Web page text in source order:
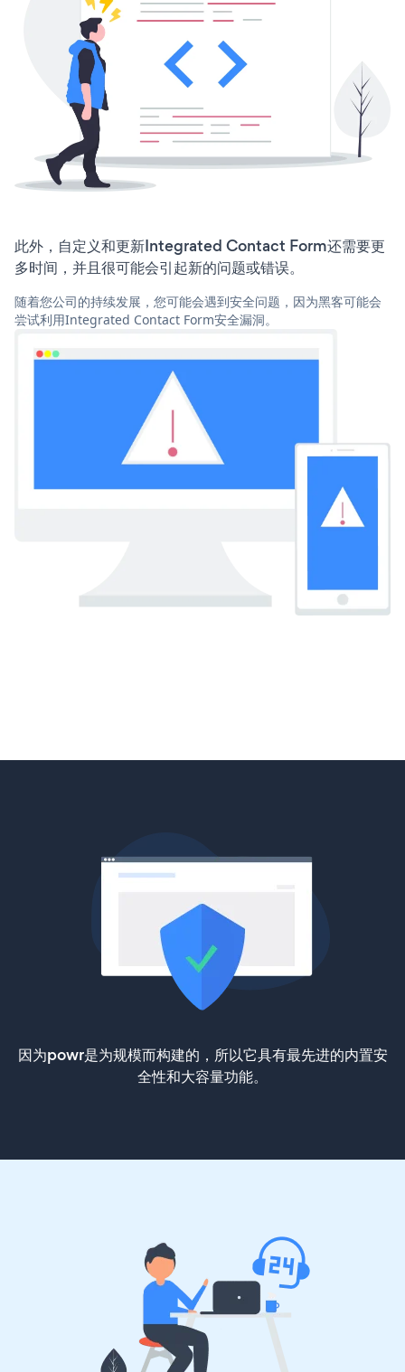
此外，自定义和更新Integrated Contact Form还需要更
多时间，并且很可能会引起新的问题或错误。
随着您公司的持续发展，您可能会遇到安全问题，因为黑客可能会
尝试利用Integrated Contact Form安全漏洞。
因为powr是为规模而构建的，所以它具有最先进的内置安
全性和大容量功能。